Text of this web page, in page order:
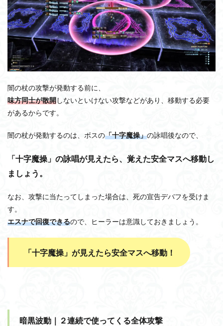
闇の杖の攻撃が発動する前に、
味方同士が散開しないといけない攻撃などがあり、移動する必要
があるからです。
闇の杖が発動するのは、ボスの「十字魔操」の詠唱後なので、
「十字魔操」の詠唱が見えたら、覚えた安全マスへ移動し
ましょう。
なお、攻撃に当たってしまった場合は、死の宣告デバフを受けま
す。
エスナで回復できるので、ヒーラーは意識しておきましょう。
「十字魔操」が見えたら安全マスへ移動！
暗黒波動｜２連続で使ってくる全体攻撃